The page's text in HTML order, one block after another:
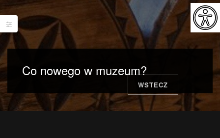
FRANÇAIS
ITALIANO
日本語
Co nowego w muzeum?
WSTECZ